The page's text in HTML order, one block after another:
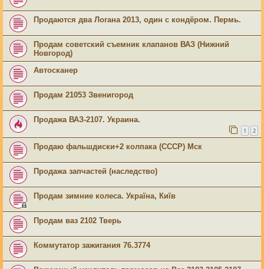
Продаются два Логана 2013, один с кондёром. Пермь.
Продам советский съемник клапанов ВАЗ (Нижний
Новгород)
Автосканер
Продам 21053 Звенигород
Продажа ВАЗ-2107. Украина.
1 2
Продаю фальшдиски+2 колпака (СССР) Мск
Продажа запчастей (наследство)
Продам зимние колеса. Україна, Київ
Продам ваз 2102 Тверь
Коммутатор зажигания 76.3774